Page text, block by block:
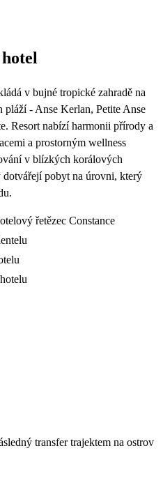
103 619
v bujné tropické zahradě na
- Anse Kerlan, Petite Anse
Resort nabízí harmonii přírody a
a prostorným wellness
v blízkých korálových
dotvářejí pobyt na úrovni, který
řetězec Constance
transfer trajektem na ostrov